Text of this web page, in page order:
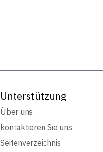
Unterstützung
Über uns
kontaktieren Sie uns
Seitenverzeichnis